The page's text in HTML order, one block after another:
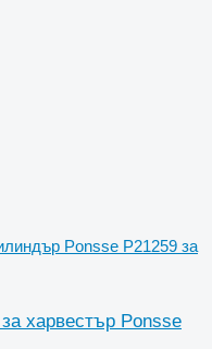
Ponsse P21259 за
харвестър Ponsse